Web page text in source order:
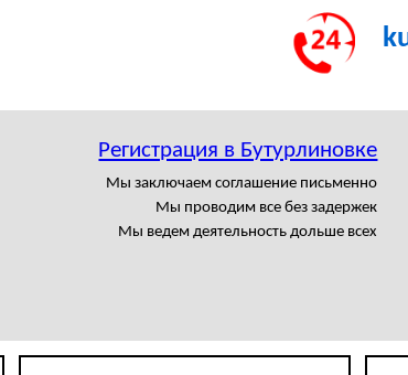
Регистрация в Бутурлиновке
Мы заключаем соглашение письменно
Мы проводим все без задержек
Мы ведем деятельность дольше всех